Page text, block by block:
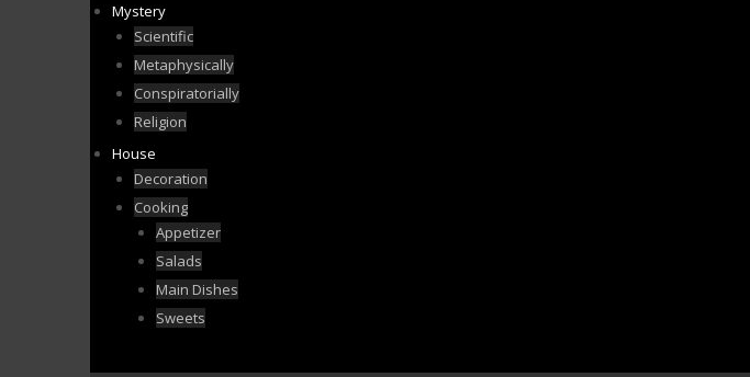
Mystery
Scientific
Metaphysically
Conspiratorially
Religion
House
Decoration
Cooking
Appetizer
Salads
Main Dishes
Sweets